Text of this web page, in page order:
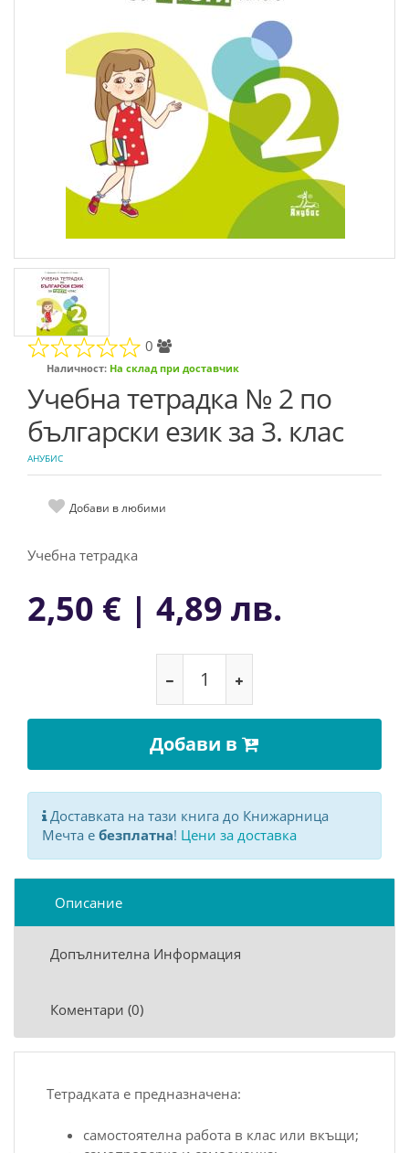
0
Наличност: На склад при доставчик
Учебна тетрадка № 2 по
български език за 3. клас
АНУБИС
Добави в любими
Учебна тетрадка
2,50 € | 4,89 лв.
Добави в
Доставката на тази книга до Книжарница
Мечта е безплатна! Цени за доставка
Описание
Допълнителна Информация
Коментари (0)
Тетрадката е предназначена:
самостоятелна работа в клас или вкъщи;